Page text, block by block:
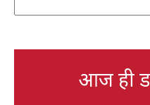
आज ही